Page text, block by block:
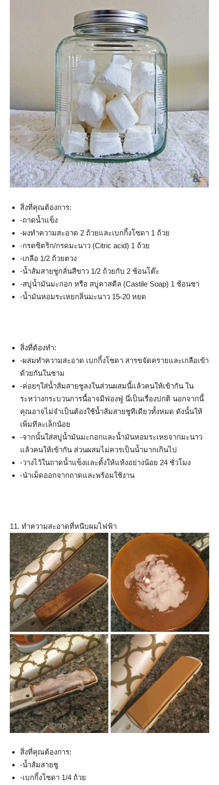
สิ่งที่คุณต้องการ:
-ถาดน้ำแข็ง
-ผงทำความสะอาด 2 ถ้วยและเบกกิ้งโซดา 1 ถ้วย
-กรดซิตริก/กรดมะนาว (Citric acid) 1 ถ้วย
-เกลือ 1/2 ถ้วยตวง
-น้ำส้มสายชูกลั่นสีขาว 1/2 ถ้วยกับ 2 ช้อนโต๊ะ
-สบู่น้ำมันมะกอก หรือ สบู่คาสตีล (Castile Soap) 1 ช้อนชา
-น้ำมันหอมระเหยกลิ่นมะนาว 15-20 หยด
สิ่งที่ต้องทำ:
-ผสมทำความสะอาด เบกกิ้งโซดา สารขจัดครายและเกลือเข้า
ด้วยกันในชาม
-ค่อยๆใส่น้ำส้มสายชูลงในส่วนผสมนี้แล้วคนให้เข้ากัน ใน
ระหว่างกระบวนการนี้อาจมีฟองฟู่ นี่เป็นเรื่องปกติ นอกจากนี้
คุณอาจไม่จำเป็นต้องใช้น้ำส้มสายชูทีเดียวทั้งหมด ดังนั้นให้
เพิ่มทีละเล็กน้อย
-จากนั้นใส่สบู่น้ำมันมะกอกและน้ำมันหอมระเหยจากมะนาว
แล้วคนให้เข้ากัน ส่วนผสมไม่ควรเป็นน้ำมากเกินไป
-วางไว้ในถาดน้ำแข็งและตั้งให้แห้งอย่างน้อย 24 ชั่วโมง
-นำเม็ดออกจากถาดและพร้อมใช้งาน
11. ทำความสะอาดที่หนีบผมไฟฟ้า
สิ่งที่คุณต้องการ:
-น้ำส้มสายชู
-เบกกิ้งโซดา 1/4 ถ้วย